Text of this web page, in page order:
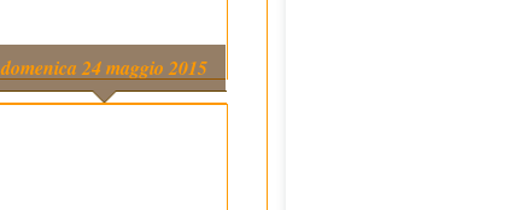
domenica 24 maggio 2015